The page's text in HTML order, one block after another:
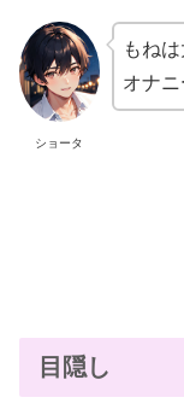
ショータ
もね
オナ
目隠し